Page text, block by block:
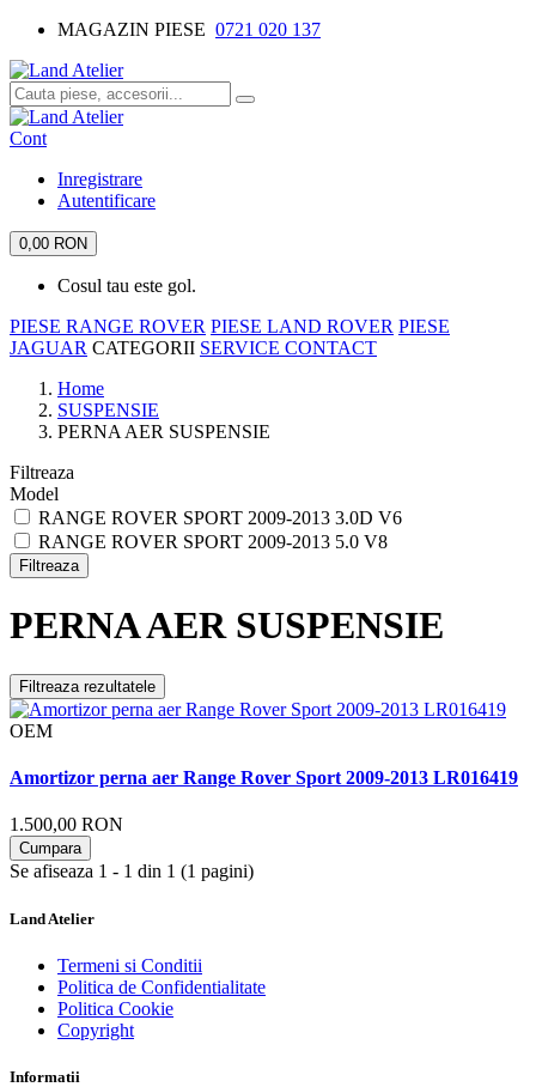
MAGAZIN PIESE 0721 020 137
Cont
Inregistrare
Autentificare
0,00 RON
Cosul tau este gol.
PIESE RANGE ROVER PIESE LAND ROVER PIESE
JAGUAR CATEGORII SERVICE CONTACT
Home
SUSPENSIE
PERNA AER SUSPENSIE
Filtreaza
Model
RANGE ROVER SPORT 2009-2013 3.0D V6
RANGE ROVER SPORT 2009-2013 5.0 V8
Filtreaza
PERNA AER SUSPENSIE
Filtreaza rezultatele
OEM
Amortizor perna aer Range Rover Sport 2009-2013 LR016419
1.500,00 RON
Cumpara
Se afiseaza 1 - 1 din 1 (1 pagini)
Land Atelier
Termeni si Conditii
Politica de Confidentialitate
Politica Cookie
Copyright
Informatii